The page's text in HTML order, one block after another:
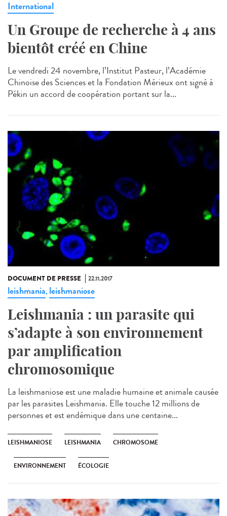
International
Un Groupe de recherche à 4 ans
bientôt créé en Chine
Le vendredi 24 novembre, l’Institut Pasteur, l’Académie
Chinoise des Sciences et la Fondation Mérieux ont signé à
Pékin un accord de coopération portant sur la...
DOCUMENT DE PRESSE 22.11.2017
leishmania, leishmaniose
Leishmania : un parasite qui
s’adapte à son environnement
par amplification
chromosomique
La leishmaniose est une maladie humaine et animale causée
par les parasites Leishmania. Elle touche 12 millions de
personnes et est endémique dans une centaine...
LEISHMANIOSE LEISHMANIA CHROMOSOME
ENVIRONNEMENT ÉCOLOGIE